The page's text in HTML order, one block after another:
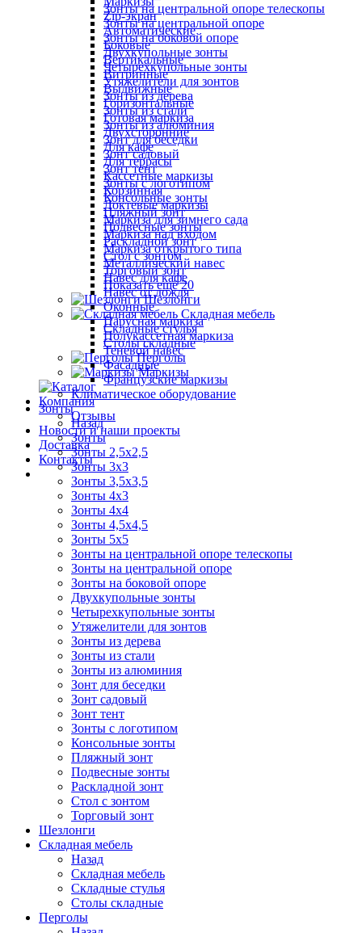
Зонты на центральной опоре телескопы
Зонты на центральной опоре
Зонты на боковой опоре
Двухкупольные зонты
Четырехкупольные зонты
Утяжелители для зонтов
Зонты из дерева
Зонты из стали
Зонты из алюминия
Зонт для беседки
Зонт садовый
Зонт тент
Зонты с логотипом
Консольные зонты
Пляжный зонт
Подвесные зонты
Раскладной зонт
Стол с зонтом
Торговый зонт
Показать ещё 20
Шезлонги
Складная мебель
Складные стулья
Столы складные
Перголы
Маркизы
Компания
Отзывы
Новости и наши проекты
Доставка
Контакты
Zip-экран
Автоматические
Боковые
Вертикальные
Витринные
Выдвижные
Горизонтальные
Готовая маркиза
Двухсторонние
Для кафе
Для террасы
Кассетные маркизы
Корзинная
Локтевые маркизы
Маркиза для зимнего сада
Маркиза над входом
Маркиза открытого типа
Металлический навес
Навес для кафе
Навес от дождя
Оконные
Парусная маркиза
Полукассетная маркиза
Теневой навес
Фасадные
Французские маркизы
Климатическое оборудование
Зонты
Назад
Зонты
Зонты 2,5х2,5
Зонты 3х3
Зонты 3,5х3,5
Зонты 4х3
Зонты 4х4
Зонты 4,5х4,5
Зонты 5х5
Зонты на центральной опоре телескопы
Зонты на центральной опоре
Зонты на боковой опоре
Двухкупольные зонты
Четырехкупольные зонты
Утяжелители для зонтов
Зонты из дерева
Зонты из стали
Зонты из алюминия
Зонт для беседки
Зонт садовый
Зонт тент
Зонты с логотипом
Консольные зонты
Пляжный зонт
Подвесные зонты
Раскладной зонт
Стол с зонтом
Торговый зонт
Шезлонги
Складная мебель
Назад
Складная мебель
Складные стулья
Столы складные
Перголы